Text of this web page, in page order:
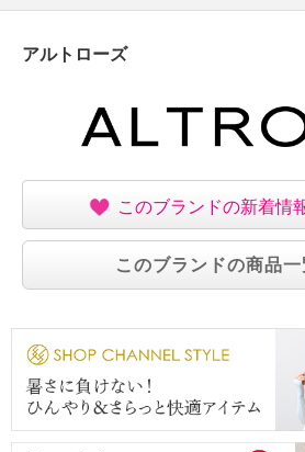
・個体差あり
・中国製
アルトローズ
このブランドの新着情
このブランドの商品